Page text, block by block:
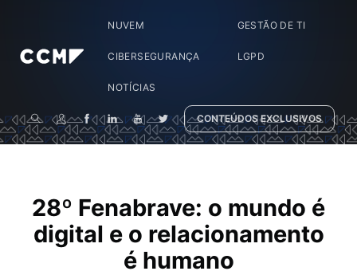
NUVEM GESTÃO DE TI
CIBERSEGURANÇA LGPD
NOTÍCIAS
CONTEÚDOS EXCLUSIVOS
28º Fenabrave: o mundo é
digital e o relacionamento
é humano